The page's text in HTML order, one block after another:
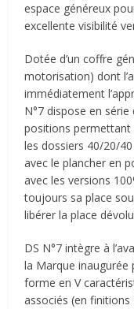
espace généreux
excellente visibilité
Dotée d’un coffre
motorisation) dont
immédiatement
N°7 dispose en série
positions permettant
les dossiers 40/20/
avec le plancher en
avec les versions
toujours sa place
libérer la place
DS N°7 intègre à
la Marque inaugurée
forme en V
associés (en finitions